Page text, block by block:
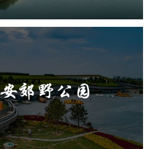
AI人工智能 智慧公园
照明系统
智能垃圾桶